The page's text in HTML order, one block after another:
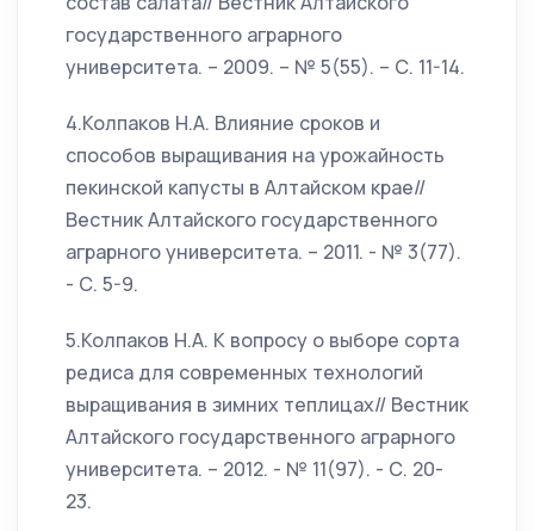
государственного аграрного
университета. – 2009. – № 5(55). – С. 11-14.
4.Колпаков Н.А. Влияние сроков и
способов выращивания на урожайность
пекинской капусты в Алтайском крае//
Вестник Алтайского государственного
аграрного университета. – 2011. - № 3(77).
- С. 5-9.
5.Колпаков Н.А. К вопросу о выборе сорта
редиса для современных технологий
выращивания в зимних теплицах// Вестник
Алтайского государственного аграрного
университета. – 2012. - № 11(97). - С. 20-
23.